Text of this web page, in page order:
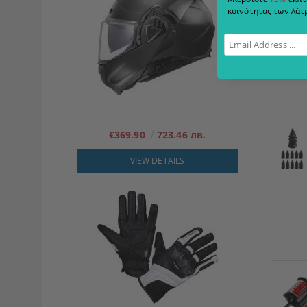
€369.90 723.46 лв.
VIEW DETAILS
κοινότητας των